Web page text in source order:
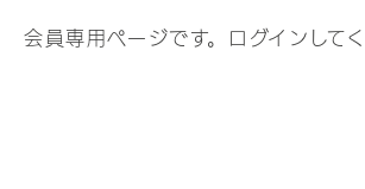
会員専用ページです。ログインしてく